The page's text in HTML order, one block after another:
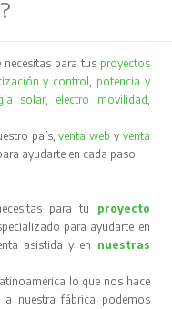
para tus proyectos
y control, potencia y
solar, electro movilidad,
país,venta web y venta
ayudarte en cada paso.
para tu proyecto
para ayudarte en
asistida y en nuestras
lo que nos hace
a nuestra fábrica podemos